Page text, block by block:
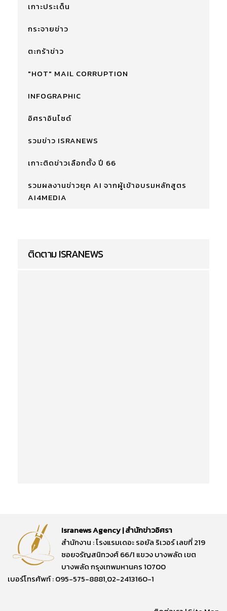
เกาะประเด็น
กระจายข่าว
ตะกร้าข่าว
"HOT" MAIL CORRUPTION
INFOGRAPHIC
อิศราอินไซด์
รวมข่าว ISRANEWS
เกาะติดข่าวเลือกตั้ง ปี 66
รวมผลงานข่าวยุค AI จากผู้เข้าอบรมหลักสูตร
AI4MEDIA
ติดตาม ISRANEWS
Isranews Agency | สำนักข่าวอิศรา
สำนักงาน : โรงแรมเดอะ รอยัล ริเวอร์ เลขที่ 219
ซอยจรัญสนิทวงศ์ 66/1 แขวง บางพลัด เขต
บางพลัด กรุงเทพมหานคร 10700
เบอร์โทรศัพท์ : 095-575-8881,02-2413160-1